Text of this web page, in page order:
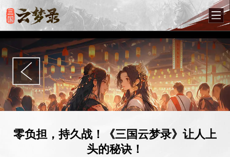
零负担，持久战！《三国云梦录》让人上
头的秘诀！